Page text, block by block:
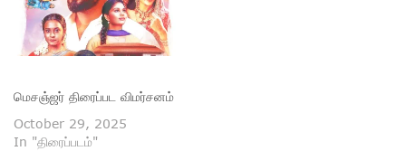
மெசஞ்ஜர் திரைப்பட விமர்சனம்
October 29, 2025
In "திரைப்படம்"